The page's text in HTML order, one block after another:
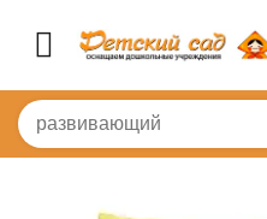
Главная / МЯГКИЕ МОДУЛИ